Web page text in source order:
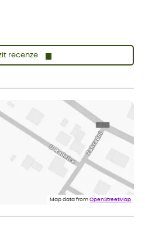
recenze
1 dnem
Map data fromOpenStreetMap